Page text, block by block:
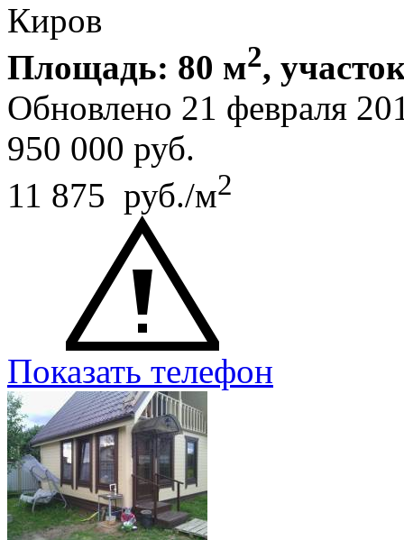
Киров
Площадь: 80 м2,
Обновлено 21 февраля
950 000 руб.
11 875 руб./м2
Показать телефон